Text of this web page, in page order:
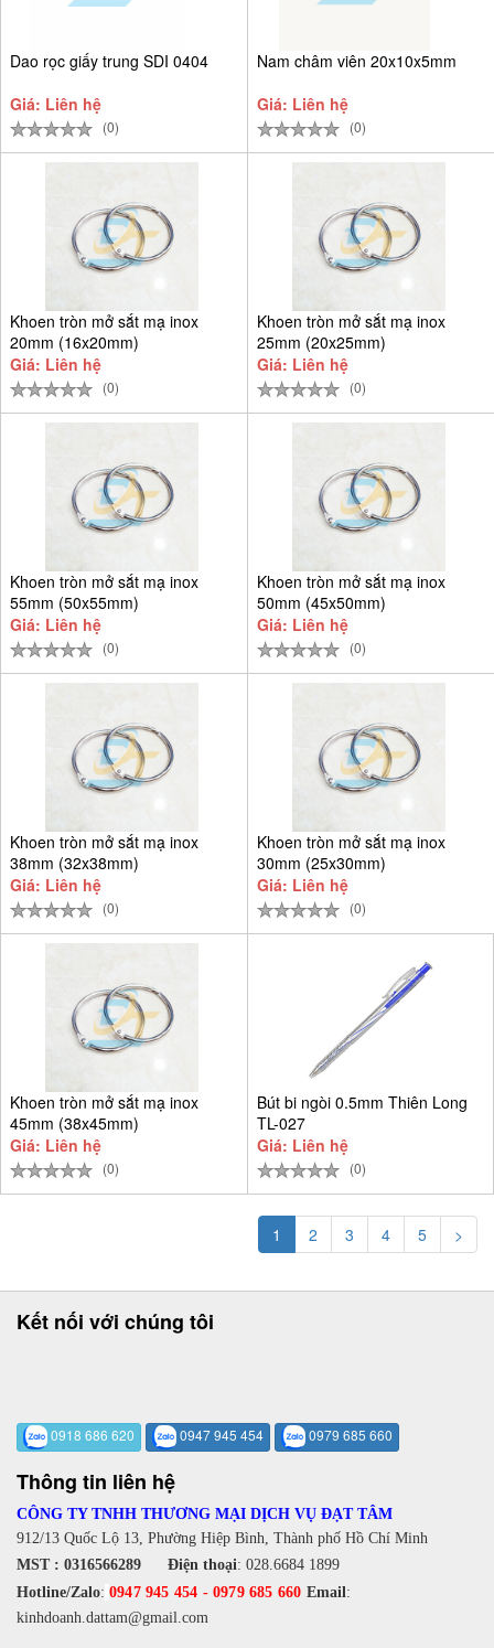
Dao rọc giấy trung SDI 0404
Giá: Liên hệ
(0)
Nam châm viên 20x10x5mm
Giá: Liên hệ
(0)
Khoen tròn mở sắt mạ inox
20mm (16x20mm)
Giá: Liên hệ
(0)
Khoen tròn mở sắt mạ inox
25mm (20x25mm)
Giá: Liên hệ
(0)
Khoen tròn mở sắt mạ inox
55mm (50x55mm)
Giá: Liên hệ
(0)
Khoen tròn mở sắt mạ inox
50mm (45x50mm)
Giá: Liên hệ
(0)
Khoen tròn mở sắt mạ inox
38mm (32x38mm)
Giá: Liên hệ
(0)
Khoen tròn mở sắt mạ inox
30mm (25x30mm)
Giá: Liên hệ
(0)
Khoen tròn mở sắt mạ inox
45mm (38x45mm)
Giá: Liên hệ
(0)
Bút bi ngòi 0.5mm Thiên Long
TL-027
Giá: Liên hệ
(0)
1 2 3 4 5 >
Kết nối với chúng tôi
0918 686 620 0947 945 454 0979 685 660
Thông tin liên hệ
CÔNG TY TNHH THƯƠNG MẠI DỊCH VỤ ĐẠT TÂM
912/13 Quốc Lộ 13, Phường Hiệp Bình, Thành phố Hồ Chí Minh
MST : 0316566289 Điện thoại: 028.6684 1899
Hotline/Zalo: 0947 945 454 -0979 685 660 Email:
kinhdoanh.dattam@gmail.com